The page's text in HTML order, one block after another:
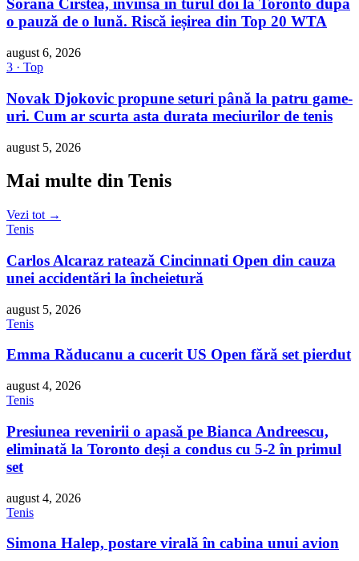
Sorana Cîrstea, învinsă în turul doi la Toronto după
o pauză de o lună. Riscă ieșirea din Top 20 WTA
august 6, 2026
3 · Top
Novak Djokovic propune seturi până la patru game-
uri. Cum ar scurta asta durata meciurilor de tenis
august 5, 2026
Mai multe din Tenis
Vezi tot →
Tenis
Carlos Alcaraz ratează Cincinnati Open din cauza
unei accidentări la încheietură
august 5, 2026
Tenis
Emma Răducanu a cucerit US Open fără set pierdut
august 4, 2026
Tenis
Presiunea revenirii o apasă pe Bianca Andreescu,
eliminată la Toronto deși a condus cu 5-2 în primul
set
august 4, 2026
Tenis
Simona Halep, postare virală în cabina unui avion